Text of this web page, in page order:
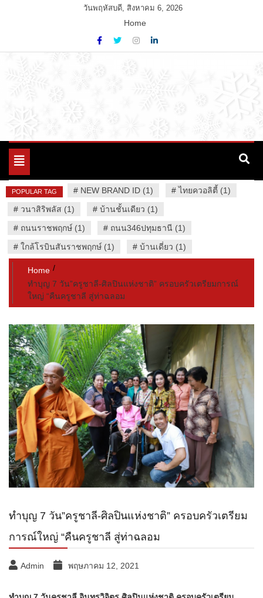
วันพฤหัสบดี, สิงหาคม 6, 2026
Home
94 Report.com
Variety News
Toggle
POPULAR TAG # NEW BRAND ID (1) #ไทยควอลิตี้ (1)
# วนาสิริพลัส (1) # บ้านชั้นเดียว (1)
# ถนนราชพฤกษ์ (1) # ถนน346ปทุมธานี (1)
# ใกล้โรบินสันราชพฤกษ์ (1) # บ้านเดี่ยว (1)
Home
ทำบุญ 7 วัน”ครูชาลี-​ศิลปินแห่งชาติ” ครอบครัวเตรียมการณ์
ใหญ่ “คืนครูชาลี สู่ท่าฉลอม
ทำบุญ 7 วัน”ครูชาลี-​ศิลปินแห่งชาติ” ครอบครัวเตรียม
การณ์ใหญ่ “คืนครูชาลี สู่ท่าฉลอม
Admin พฤษภาคม 12, 2021